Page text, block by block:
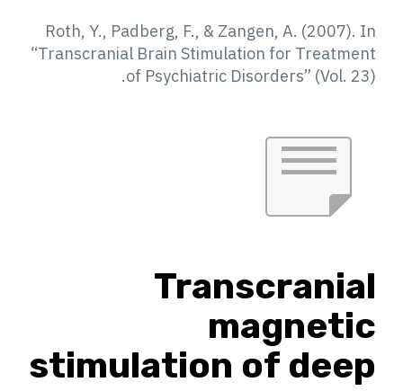
Roth, Y., Padberg, F., & Zangen, A. (2007). In
“Transcranial Brain Stimulation for Treatment
of Psychiatric Disorders” (Vol. 23).
Transcranial
magnetic
stimulation of deep